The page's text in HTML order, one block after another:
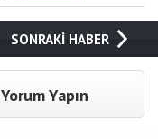
SONRAKİ HABER
Yorum Yapın